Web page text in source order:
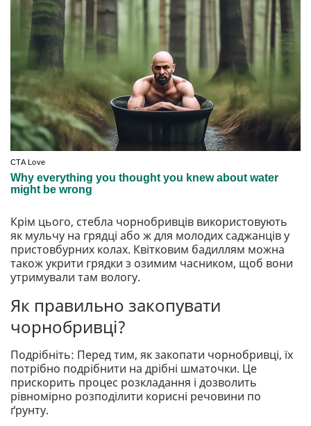
Крім цього, стебла чорнобривців використовують
як мульчу на грядці або ж для молодих саджанців у
пристовбурних колах. Квітковим бадиллям можна
також укрити грядки з озимим часником, щоб вони
утримували там вологу.
Як правильно закопувати
чорнобривці?
Подрібніть: Перед тим, як закопати чорнобривці, їх
потрібно подрібнити на дрібні шматочки. Це
прискорить процес розкладання і дозволить
рівномірно розподілити корисні речовини по
ґрунту.